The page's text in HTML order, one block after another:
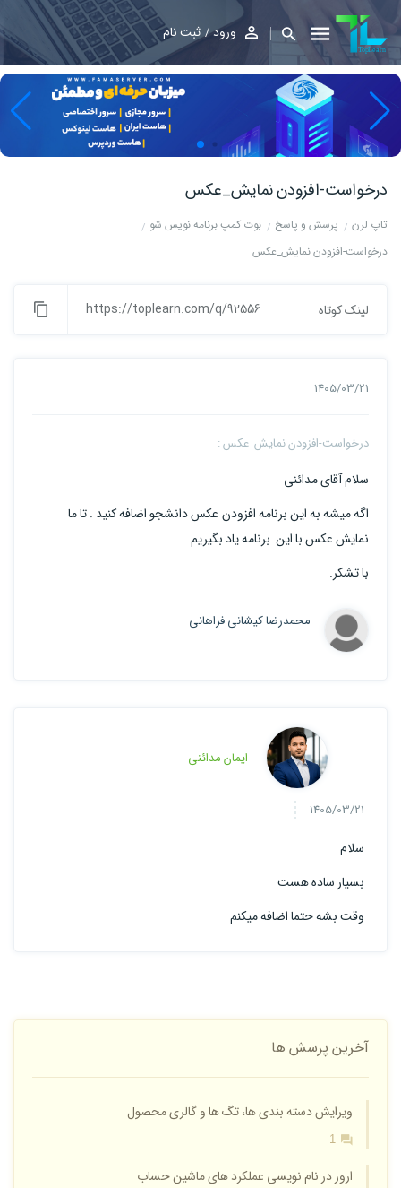
ورود ثبت نام
درخواست-افزودن نمایش_عکس
تاپ لرن پرسش و پاسخ
بوت کمپ برنامه نویس شو
درخواست-افزودن نمایش_عکس
لینک کوتاه https://toplearn.com/q/92556
1405/03/21
درخواست-افزودن نمایش_عکس :
سلام آقای مدائنی
اگه میشه به این برنامه افزودن عکس دانشجو اضافه کنید . تا ما
نمایش عکس با این برنامه یاد بگیریم
با تشکر.
محمدرضا کیشانی فراهانی
ایمان مدائنی
1405/03/21
سلام
بسیار ساده هست
وقت بشه حتما اضافه میکنم
آخرین پرسش ها
ویرایش دسته بندی ها، تگ ها و گالری محصول
1
ارور در نام نویسی عملکرد های ماشین حساب